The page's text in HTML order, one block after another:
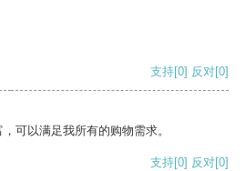
支持[0] 反对[0]
可以满足我所有的购物需求。
支持[0] 反对[0]